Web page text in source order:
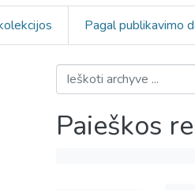
Pagal publikavimo
Paieškos